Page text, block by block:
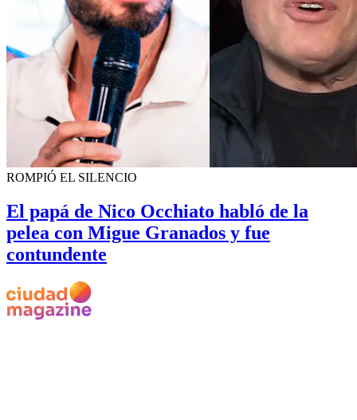
ROMPIÓ EL SILENCIO
El papá de Nico Occhiato habló de la
pelea con Migue Granados y fue
contundente